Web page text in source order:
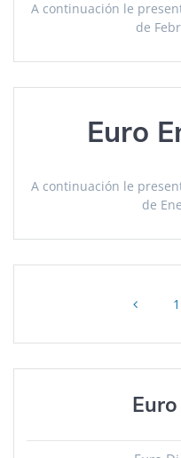
A continuación le
de
Euro
A continuación le
de
navigation
1